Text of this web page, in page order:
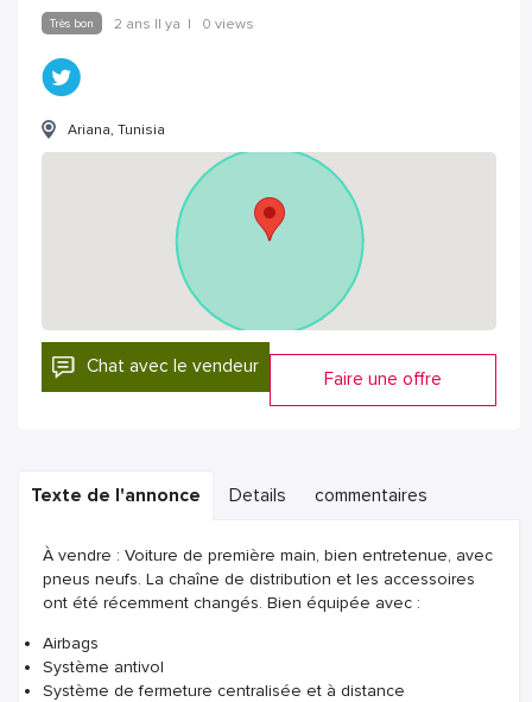
Très bon 2 ans Il ya | 0 views
Ariana, Tunisia
Chat avec le vendeur
Faire une offre
Texte de l'annonce Details commentaires
À vendre : Voiture de première main, bien entretenue, avec
pneus neufs. La chaîne de distribution et les accessoires
ont été récemment changés. Bien équipée avec :
Airbags
Système antivol
Système de fermeture centralisée et à distance